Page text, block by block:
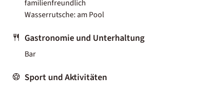
familienfreundlich
Wasserrutsche: am Pool
Gastronomie und Unterhaltung
Bar
Sport und Aktivitäten